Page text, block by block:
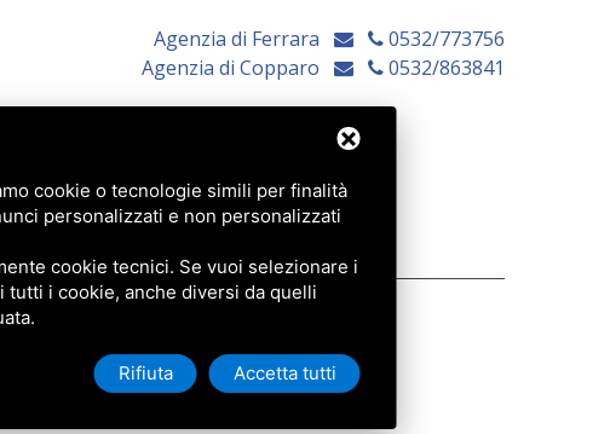
Agenzia di Ferrara
0532/773756
Agenzia di Copparo
0532/863841
cookie o tecnologie simili per finalità
personalizzati e non personalizzati
cookie tecnici. Se vuoi selezionare i
i cookie, anche diversi da quelli
Rifiuta Accetta tutti